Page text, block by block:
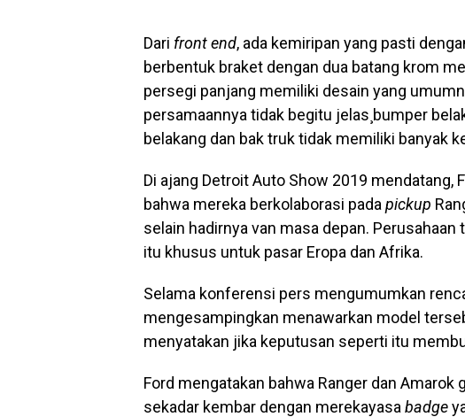
Dari front end, ada kemiripan yang pasti
berbentuk braket dengan dua batang krom
persegi panjang memiliki desain yang
persamaannya tidak begitu jelas¸bumper
belakang dan bak truk tidak memiliki banyak
Di ajang Detroit Auto Show 2019 mendatang,
bahwa mereka berkolaborasi pada pickup
selain hadirnya van masa depan.
itu khusus untuk pasar Eropa dan Afrika.
Selama konferensi pers mengumumkan
mengesampingkan menawarkan model
menyatakan jika keputusan seperti itu
Ford mengatakan bahwa Ranger dan Amarok
sekadar kembar dengan merekayasa badge